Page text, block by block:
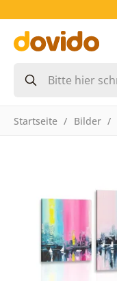
Startseite Bilder